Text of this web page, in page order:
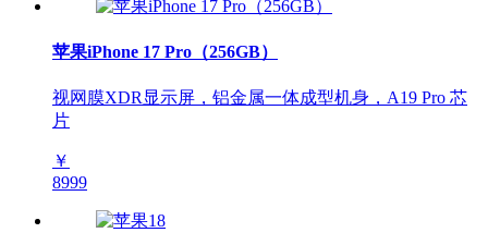
苹果iPhone 17 Pro（256GB）
视网膜XDR显示屏，铝金属一体成型机身，A19 Pro 芯
片
￥
8999